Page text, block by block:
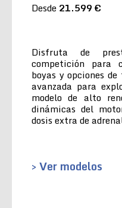
Desde 21.599 €
Disfruta de
competición para
boyas y opciones
avanzada para
modelo de alto
dinámicas del
dosis extra de
> Ver modelos